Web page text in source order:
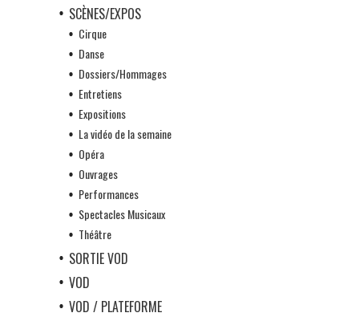
SCÈNES/EXPOS
Cirque
Danse
Dossiers/Hommages
Entretiens
Expositions
La vidéo de la semaine
Opéra
Ouvrages
Performances
Spectacles Musicaux
Théâtre
SORTIE VOD
VOD
VOD / PLATEFORME